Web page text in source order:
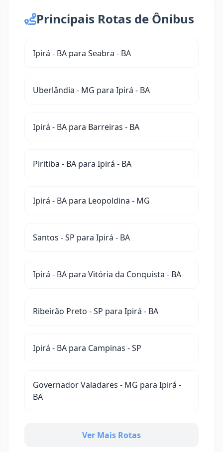
Principais Rotas de Ônibus
Ipirá - BA para Seabra - BA
Uberlândia - MG para Ipirá - BA
Ipirá - BA para Barreiras - BA
Piritiba - BA para Ipirá - BA
Ipirá - BA para Leopoldina - MG
Santos - SP para Ipirá - BA
Ipirá - BA para Vitória da Conquista - BA
Ribeirão Preto - SP para Ipirá - BA
Ipirá - BA para Campinas - SP
Governador Valadares - MG para Ipirá -
BA
Ver Mais Rotas